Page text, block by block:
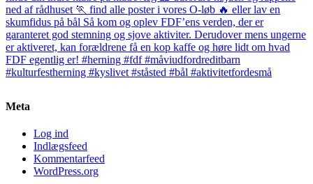
Meta
Log ind
Indlægsfeed
Kommentarfeed
WordPress.org